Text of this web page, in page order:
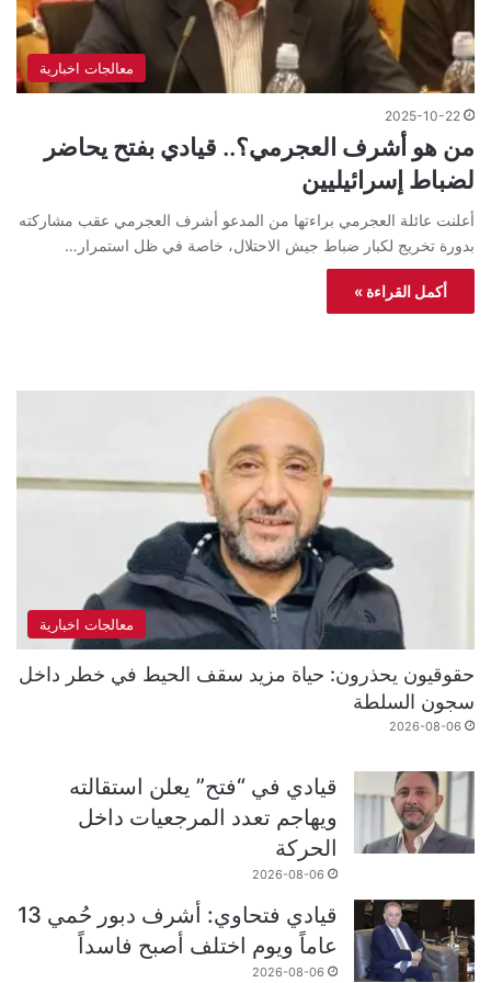
معالجات اخبارية
2025-10-22
من هو أشرف العجرمي؟.. قيادي بفتح يحاضر
لضباط إسرائيليين
أعلنت عائلة العجرمي براءتها من المدعو أشرف العجرمي عقب مشاركته
بدورة تخريج لكبار ضباط جيش الاحتلال، خاصة في ظل استمرار…
أكمل القراءة »
معالجات اخبارية
حقوقيون يحذرون: حياة مزيد سقف الحيط في خطر داخل
سجون السلطة
2026-08-06
قيادي في “فتح” يعلن استقالته
ويهاجم تعدد المرجعيات داخل
الحركة
2026-08-06
قيادي فتحاوي: أشرف دبور حُمي 13
عاماً ويوم اختلف أصبح فاسداً
2026-08-06